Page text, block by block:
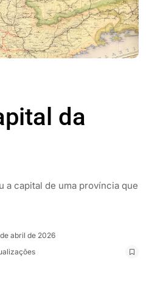
da
a capital de uma província que
abril de 2026